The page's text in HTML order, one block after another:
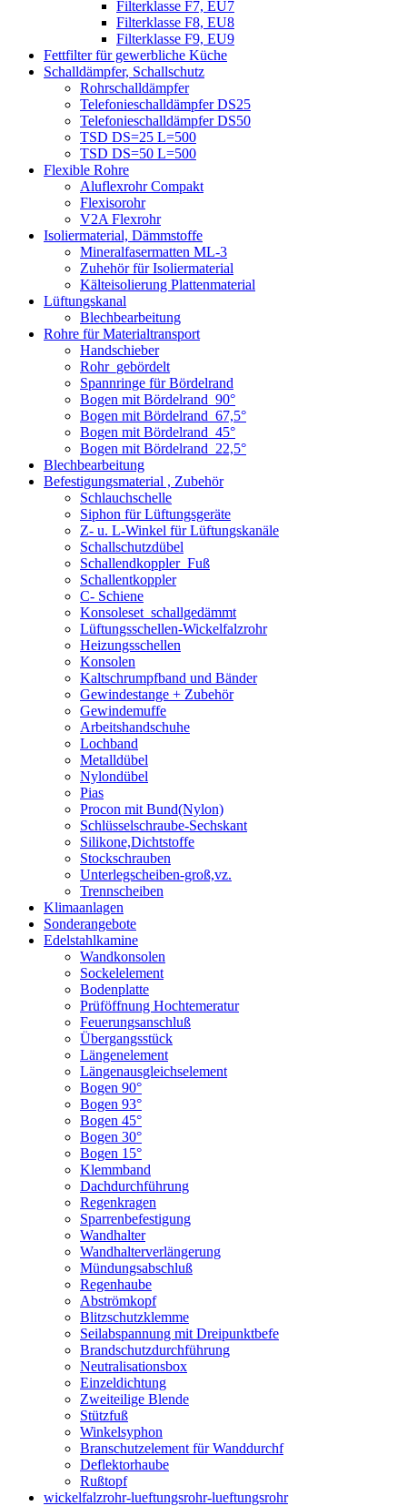
Filterklasse F7, EU7
Filterklasse F8, EU8
Filterklasse F9, EU9
Fettfilter für gewerbliche Küche
Schalldämpfer, Schallschutz
Rohrschalldämpfer
Telefonieschalldämpfer DS25
Telefonieschalldämpfer DS50
TSD DS=25 L=500
TSD DS=50 L=500
Flexible Rohre
Aluflexrohr Compakt
Flexisorohr
V2A Flexrohr
Isoliermaterial, Dämmstoffe
Mineralfasermatten ML-3
Zuhehör für Isoliermaterial
Kälteisolierung Plattenmaterial
Lüftungskanal
Blechbearbeitung
Rohre für Materialtransport
Handschieber
Rohr_gebördelt
Spannringe für Bördelrand
Bogen mit Bördelrand_90°
Bogen mit Bördelrand_67,5°
Bogen mit Bördelrand_45°
Bogen mit Bördelrand_22,5°
Blechbearbeitung
Befestigungsmaterial , Zubehör
Schlauchschelle
Siphon für Lüftungsgeräte
Z- u. L-Winkel für Lüftungskanäle
Schallschutzdübel
Schallendkoppler_Fuß
Schallentkoppler
C- Schiene
Konsoleset_schallgedämmt
Lüftungsschellen-Wickelfalzrohr
Heizungsschellen
Konsolen
Kaltschrumpfband und Bänder
Gewindestange + Zubehör
Gewindemuffe
Arbeitshandschuhe
Lochband
Metalldübel
Nylondübel
Pias
Procon mit Bund(Nylon)
Schlüsselschraube-Sechskant
Silikone,Dichtstoffe
Stockschrauben
Unterlegscheiben-groß,vz.
Trennscheiben
Klimaanlagen
Sonderangebote
Edelstahlkamine
Wandkonsolen
Sockelelement
Bodenplatte
Prüföffnung Hochtemeratur
Feuerungsanschluß
Übergangsstück
Längenelement
Längenausgleichselement
Bogen 90°
Bogen 93°
Bogen 45°
Bogen 30°
Bogen 15°
Klemmband
Dachdurchführung
Regenkragen
Sparrenbefestigung
Wandhalter
Wandhalterverlängerung
Mündungsabschluß
Regenhaube
Abströmkopf
Blitzschutzklemme
Seilabspannung mit Dreipunktbefe
Brandschutzdurchführung
Neutralisationsbox
Einzeldichtung
Zweiteilige Blende
Stützfuß
Winkelsyphon
Branschutzelement für Wanddurchf
Deflektorhaube
Rußtopf
wickelfalzrohr-lueftungsrohr-lueftungsrohr